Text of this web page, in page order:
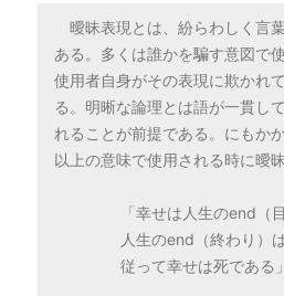
曖昧表現とは、紛らわしく言
ある。多くは誰かを騙す意図で
使用者自身がその表現に欺かれ
る。明晰な論理とは語が一貫し
れることが前提である。にもか
以上の意味で使用される時に曖
「幸せは人生のend（
人生のend（終わり）
従って幸せは死である」